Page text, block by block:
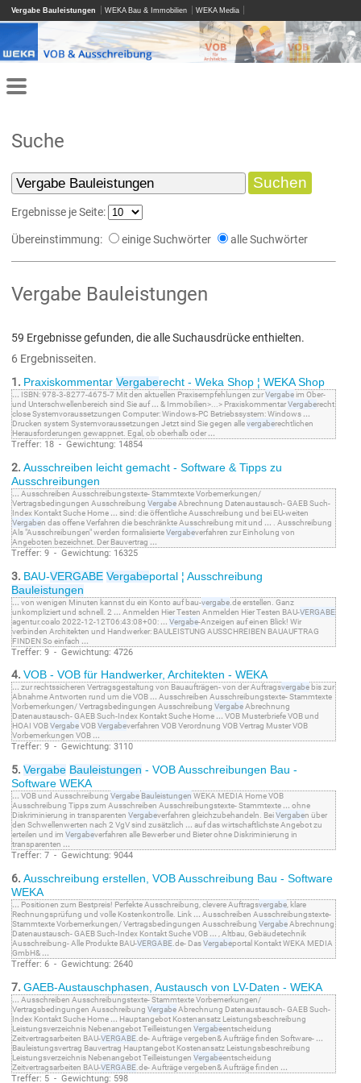
Vergabe Bauleistungen WEKA Bau & Immobilien WEKA Media
Suche
Ergebnisse je Seite:
Übereinstimmung: einige Suchwörter alle Suchwörter
Vergabe Bauleistungen
59 Ergebnisse gefunden, die alle Suchausdrücke enthielten.
6 Ergebnisseiten.
1. Praxiskommentar Vergaberecht - Weka Shop ¦ WEKA Shop
... ISBN: 978-3-8277-4675-7 Mit den aktuellen Praxisempfehlungen zurVergabeim Ober-
und Unterschwellenbereich sind Sie auf... & Immobilien>...> PraxiskommentarVergaberecht
close Systemvoraussetzungen Computer: Windows-PC Betriebssystem: Windows ...
Drucken system Systemvoraussetzungen Jetzt sind Sie gegen allevergaberechtlichen
Herausforderungen gewappnet. Egal, ob oberhalb oder ...
Treffer: 18 - Gewichtung: 14854
2. Ausschreiben leicht gemacht - Software & Tipps zu
Ausschreibungen
... Ausschreiben Ausschreibungstexte- Stammtexte Vorbemerkungen/
Vertragsbedingungen Ausschreibung VergabeAbrechnung Datenaustausch- GAEB Such-
Index Kontakt Suche Home ... sind: die öffentliche Ausschreibung und bei EU-weiten
Vergaben das offene Verfahren die beschränkte Ausschreibung mit und ... . Ausschreibung
Als "Ausschreibungen" werden formalisierteVergabeverfahren zur Einholung von
Angeboten bezeichnet. Der Bauvertrag ...
Treffer: 9 - Gewichtung: 16325
3. BAU-VERGABE Vergabeportal ¦ Ausschreibung
Bauleistungen
... von wenigen Minuten kannst du ein Konto auf bau-vergabe.de erstellen. Ganz
unkompliziert und schnell. 2 ... Anmelden Hier Testen Anmelden Hier Testen BAU-VERGABE
agentur.coalo 2022-12-12T06:43:08+00: ... Vergabe-Anzeigen auf einen Blick! Wir
verbinden Architekten und Handwerker: BAULEISTUNG AUSSCHREIBEN BAUAUFTRAG
FINDEN So einfach ...
Treffer: 9 - Gewichtung: 4726
4. VOB - VOB für Handwerker, Architekten - WEKA
... zur rechtssicheren Vertragsgestaltung von Bauaufträgen- von der Auftragsvergabebis zur
Abnahme Antworten rund um die VOB ... Ausschreiben Ausschreibungstexte- Stammtexte
Vorbemerkungen/ Vertragsbedingungen Ausschreibung VergabeAbrechnung
Datenaustausch- GAEB Such-Index Kontakt Suche Home ... VOB Musterbriefe VOB und
HOAI VOBVergabeVOBVergabeverfahren VOB Verordnung VOB Vertrag Muster VOB
Vorbemerkungen VOB ...
Treffer: 9 - Gewichtung: 3110
5. Vergabe Bauleistungen - VOB Ausschreibungen Bau -
Software WEKA
... VOB und Ausschreibung Vergabe Bauleistungen WEKA MEDIA Home VOB
Ausschreibung Tipps zum Ausschreiben Ausschreibungstexte- Stammtexte ... ohne
Diskriminierung in transparenten Vergabeverfahren gleichzubehandeln. BeiVergaben über
den Schwellenwerten nach 2 VgV sind zusätzlich ... auf das wirtschaftlichste Angebot zu
erteilen und im Vergabeverfahren alle Bewerber und Bieter ohne Diskriminierung in
transparenten ...
Treffer: 7 - Gewichtung: 9044
6. Ausschreibung erstellen, VOB Ausschreibung Bau - Software
WEKA
... Positionen zum Bestpreis! Perfekte Ausschreibung, clevere Auftragsvergabe, klare
Rechnungsprüfung und volle Kostenkontrolle. Link ... Ausschreiben Ausschreibungstexte-
Stammtexte Vorbemerkungen/ Vertragsbedingungen Ausschreibung VergabeAbrechnung
Datenaustausch- GAEB Such-Index Kontakt Suche VOB ... , Altbau, Gebäudetechnik
Ausschreibung- Alle Produkte BAU-VERGABE.de- DasVergabeportal Kontakt WEKA MEDIA
GmbH& ...
Treffer: 6 - Gewichtung: 2640
7. GAEB-Austauschphasen, Austausch von LV-Daten - WEKA
... Ausschreiben Ausschreibungstexte- Stammtexte Vorbemerkungen/
Vertragsbedingungen Ausschreibung VergabeAbrechnung Datenaustausch- GAEB Such-
Index Kontakt Suche Home ... Hauptangebot Kostenansatz Leistungsbeschreibung
Leistungsverzeichnis Nebenangebot Teilleistungen Vergabeentscheidung
Zeitvertragsarbeiten BAU-VERGABE.de- Aufträge vergeben& Aufträge finden Software- ...
Bauleistungsvertrag Bauvertrag Hauptangebot Kostenansatz Leistungsbeschreibung
Leistungsverzeichnis Nebenangebot Teilleistungen Vergabeentscheidung
Zeitvertragsarbeiten BAU-VERGABE.de- Aufträge vergeben& Aufträge finden ...
Treffer: 5 - Gewichtung: 598